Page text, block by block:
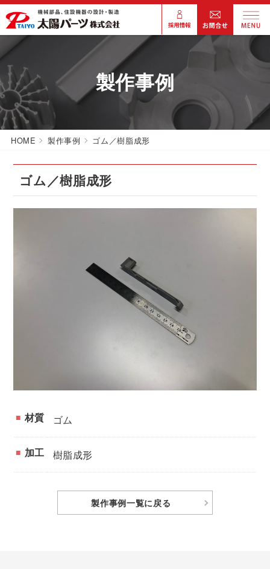
製作事例
HOME 製作事例 ゴム／樹脂成形
ゴム／樹脂成形
材質 ゴム
加工 樹脂成形
製作事例一覧に戻る